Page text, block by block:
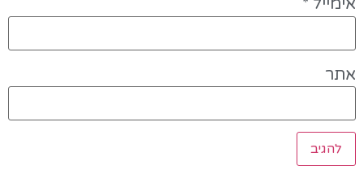
אימייל *
אתר